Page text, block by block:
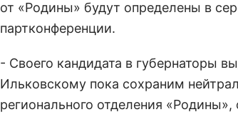
от «Родины» будут определены в
партконференции.
- Своего кандидата в губернаторы
Ильковскому пока сохраним
регионального отделения «Родины»,